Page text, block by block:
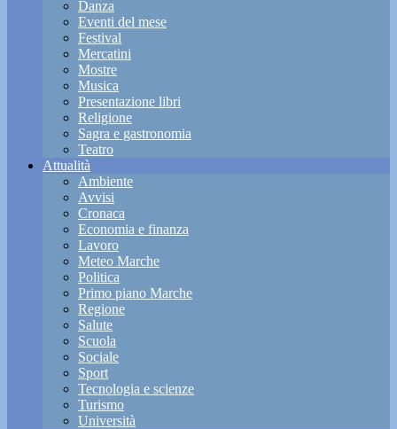
Danza
Eventi del mese
Festival
Mercatini
Mostre
Musica
Presentazione libri
Religione
Sagra e gastronomia
Teatro
Attualità
Ambiente
Avvisi
Cronaca
Economia e finanza
Lavoro
Meteo Marche
Politica
Primo piano Marche
Regione
Salute
Scuola
Sociale
Sport
Tecnologia e scienze
Turismo
Università